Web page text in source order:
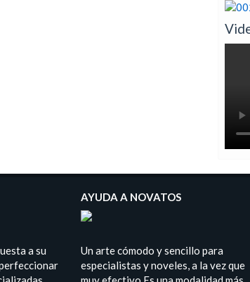
a su
AYUDA A NOVATOS
Un arte cómodo y sencillo para
especialistas y noveles, a la vez que